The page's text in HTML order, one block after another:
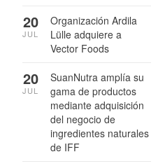
Organización Ardila
Lülle adquiere a
Vector Foods
20
JUL
SuanNutra amplía su
gama de productos
mediante adquisición
del negocio de
ingredientes naturales
de IFF
20
JUL